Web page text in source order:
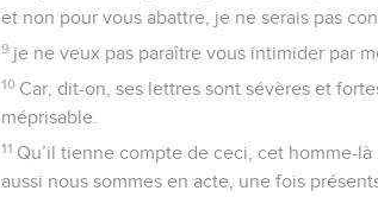
et non pour vous abattre, je ne serais pas
9 je ne veux pas paraître vous intimider par
10 Car, dit-on, ses lettres sont sévères et
méprisable.
11 Qu’il tienne compte de ceci, cet homme-
aussi nous sommes en acte, une fois